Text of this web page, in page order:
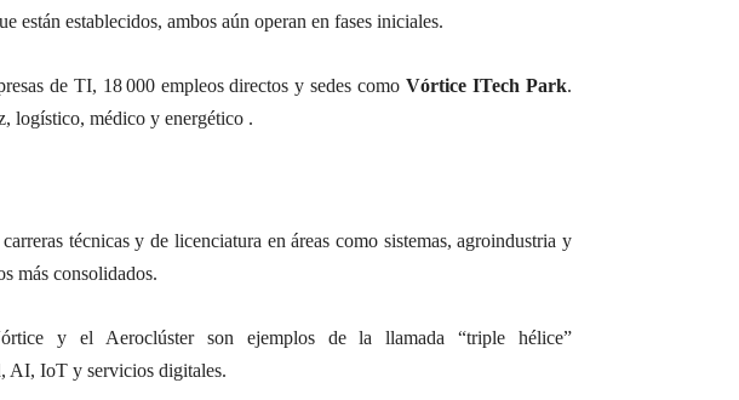
están establecidos, ambos aún operan en fases iniciales.
de TI, 18 000 empleos directos y sedes comoVórtice ITech Park.
logístico, médico y energético .
técnicas y de licenciatura en áreas como sistemas, agroindustria y
más consolidados.
y el Aeroclúster son ejemplos de la llamada “triple hélice”
AI, IoT y servicios digitales.